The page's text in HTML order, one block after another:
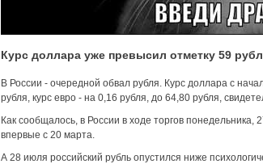
Курс доллара уже превысил отметку 59
В России - очередной обвал рубля. Курс доллара с
рубля, курс евро - на 0,16 рубля, до 64,80 рубля,
Как сообщалось, в России в ходе торгов
впервые с 20 марта.
А 28 июля российский рубль опустился ниже